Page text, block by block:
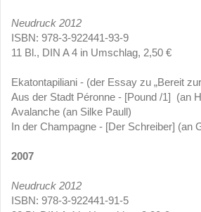
Neudruck 2012
ISBN: 978-3-922441-93-9
11 Bl., DIN A 4 in Umschlag, 2,50 €
Ekatontapiliani - (der Essay zu „Bereit
Aus der Stadt Péronne - [Pound /1] (an
Avalanche (an Silke Paull)
In der Champagne - [Der Schreiber] (an
2007
Neudruck 2012
ISBN: 978-3-922441-91-5